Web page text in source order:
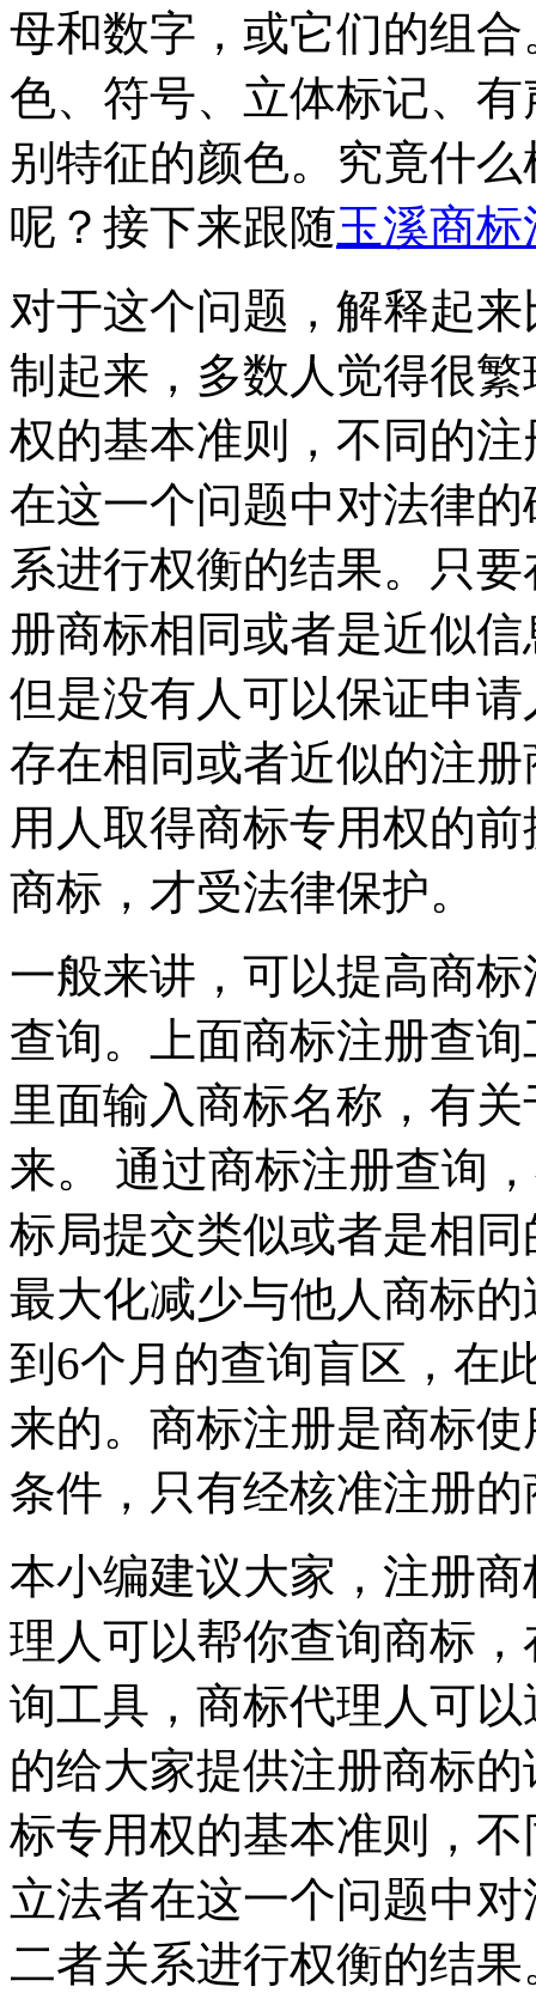
母和数字，或它们的组
色、符号、立体标记、
别特征的颜色。究竟什
呢？接下来跟随玉溪商标
对于这个问题，解释起
制起来，多数人觉得很
权的基本准则，不同的
在这一个问题中对法律
系进行权衡的结果。只
册商标相同或者是近似
但是没有人可以保证申
存在相同或者近似的注
用人取得商标专用权的
商标，才受法律保护。
一般来讲，可以提高商
查询。上面商标注册查
里面输入商标名称，有
来。 通过商标注册查询
标局提交类似或者是相
最大化减少与他人商标
到6个月的查询盲区，在
来的。商标注册是商标
条件，只有经核准注册
本小编建议大家，注册
理人可以帮你查询商标
询工具，商标代理人可
的给大家提供注册商标
标专用权的基本准则，
立法者在这一个问题中
二者关系进行权衡的结果